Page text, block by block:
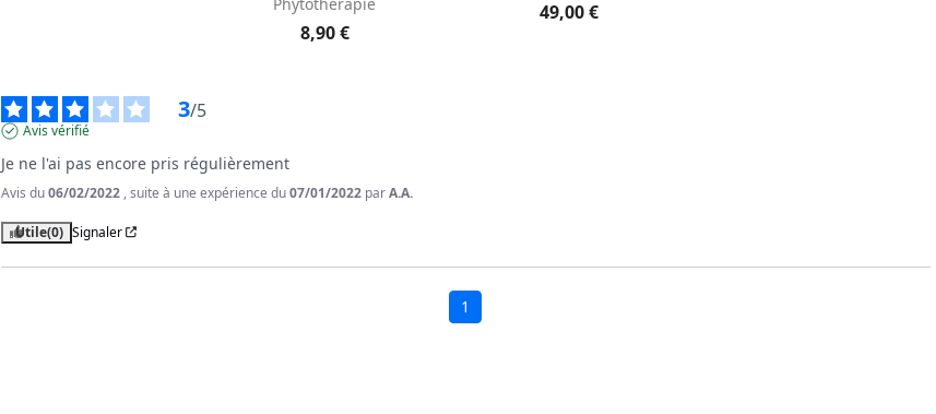
8,90 €
49,00 €
3/5
Avis vérifié
Je ne l'ai pas encore pris régulièrement
Avis du06/02/2022 , suite à une expérience du07/01/2022 parA.A.
Utile(0) Signaler
1